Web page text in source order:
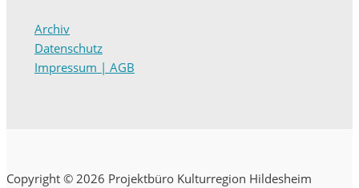
Archiv
Datenschutz
Impressum | AGB
Copyright © 2026 Projektbüro Kulturregion Hildesheim